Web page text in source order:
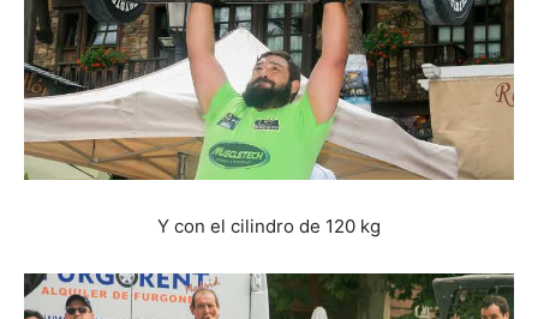
Y con el cilindro de 120 kg